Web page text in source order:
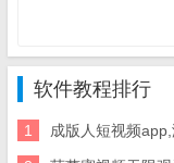
软件教程排行
1 成版人短视频